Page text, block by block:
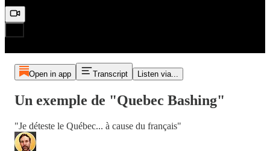
Open in app Transcript Listen via...
Un exemple de "Quebec Bashing"
"Je déteste le Québec... à cause du français"